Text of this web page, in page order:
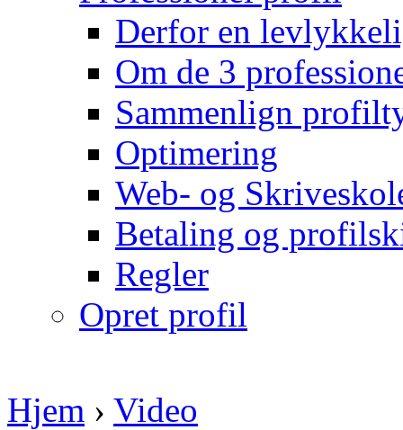
Derfor en
Om de 3
Sammenlign
Optimering
Web- og
Betaling og
Regler
Opret profil
Hjem › Video